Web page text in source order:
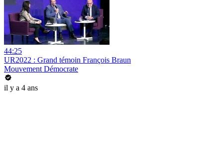
44:25
UR2022 : Grand témoin François Braun
Mouvement Démocrate
il y a 4 ans